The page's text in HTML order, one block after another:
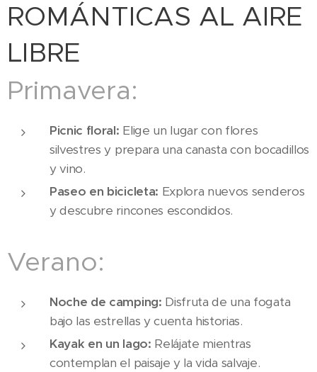
ROMÁNTICAS AL AIRE
LIBRE
Primavera:
Picnic floral: Elige un lugar con flores
silvestres y prepara una canasta con bocadillos
y vino.
Paseo en bicicleta: Explora nuevos senderos
y descubre rincones escondidos.
Verano:
Noche de camping: Disfruta de una fogata
bajo las estrellas y cuenta historias.
Kayak en un lago: Relájate mientras
contemplan el paisaje y la vida salvaje.